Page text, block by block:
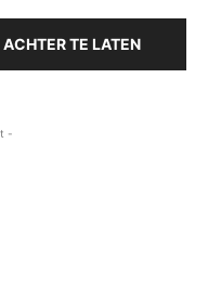
TE LATEN
-